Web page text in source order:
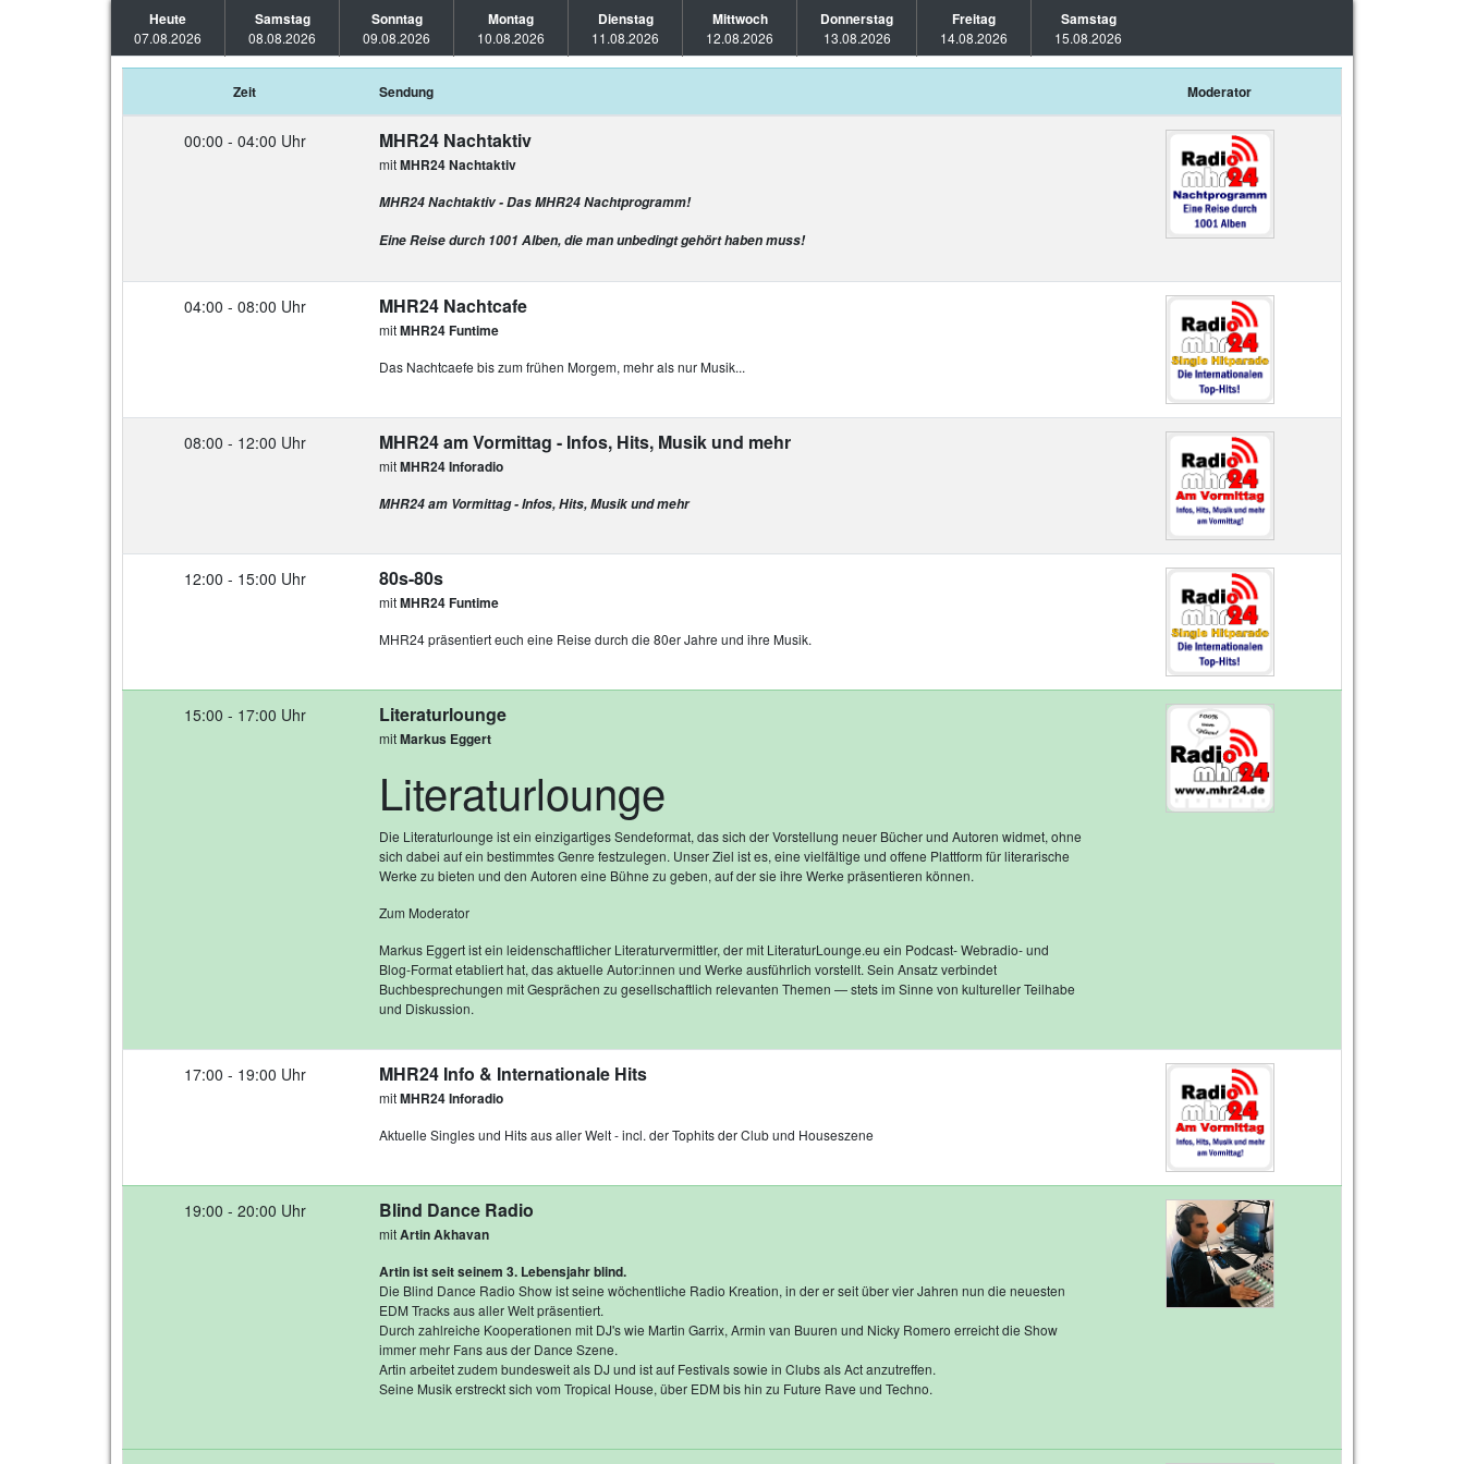
Heute
07.08.2026
Samstag
08.08.2026
Sonntag
09.08.2026
Montag
10.08.2026
Dienstag
11.08.2026
Mittwoch
12.08.2026
Donnerstag
13.08.2026
Freitag
14.08.2026
Samstag
15.08.2026
Zeit Sendung Moderator
00:00 - 04:00 Uhr MHR24 Nachtaktiv
mitMHR24 Nachtaktiv
MHR24 Nachtaktiv - Das MHR24 Nachtprogramm!
Eine Reise durch 1001 Alben, die man unbedingt gehört haben muss!
04:00 - 08:00 Uhr MHR24 Nachtcafe
mitMHR24 Funtime
Das Nachtcaefe bis zum frühen Morgem, mehr als nur Musik...
08:00 - 12:00 Uhr MHR24 am Vormittag - Infos, Hits, Musik und mehr
mitMHR24 Inforadio
MHR24 am Vormittag - Infos, Hits, Musik und mehr
12:00 - 15:00 Uhr 80s-80s
mitMHR24 Funtime
MHR24 präsentiert euch eine Reise durch die 80er Jahre und ihre Musik.
15:00 - 17:00 Uhr Literaturlounge
mitMarkus Eggert
Literaturlounge
Die Literaturlounge ist ein einzigartiges Sendeformat, das sich der Vorstellung neuer Bücher und Autoren widmet, ohne
sich dabei auf ein bestimmtes Genre festzulegen. Unser Ziel ist es, eine vielfältige und offene Plattform für literarische
Werke zu bieten und den Autoren eine Bühne zu geben, auf der sie ihre Werke präsentieren können.
Zum Moderator
Markus Eggert ist ein leidenschaftlicher Literaturvermittler, der mit LiteraturLounge.eu ein Podcast‑ Webradio- und
Blog‑Format etabliert hat, das aktuelle Autor:innen und Werke ausführlich vorstellt. Sein Ansatz verbindet
Buchbesprechungen mit Gesprächen zu gesellschaftlich relevanten Themen — stets im Sinne von kultureller Teilhabe
und Diskussion.
17:00 - 19:00 Uhr MHR24 Info & Internationale Hits
mitMHR24 Inforadio
Aktuelle Singles und Hits aus aller Welt - incl. der Tophits der Club und Houseszene
19:00 - 20:00 Uhr Blind Dance Radio
mitArtin Akhavan
Artin ist seit seinem 3. Lebensjahr blind.
Die Blind Dance Radio Show ist seine wöchentliche Radio Kreation, in der er seit über vier Jahren nun die neuesten
EDM Tracks aus aller Welt präsentiert.
Durch zahlreiche Kooperationen mit DJ's wie Martin Garrix, Armin van Buuren und Nicky Romero erreicht die Show
immer mehr Fans aus der Dance Szene.
Artin arbeitet zudem bundesweit als DJ und ist auf Festivals sowie in Clubs als Act anzutreffen.
Seine Musik erstreckt sich vom Tropical House, über EDM bis hin zu Future Rave und Techno.